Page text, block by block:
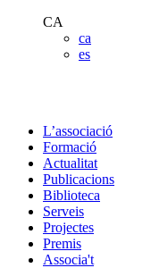
CA
ca
es
L’associació
Formació
Actualitat
Publicacions
Biblioteca
Serveis
Projectes
Premis
Associa't